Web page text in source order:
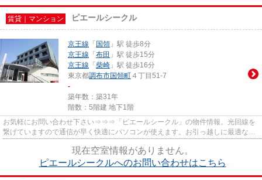
賃貸｜マンション ピエールシークル
京王線 「 国領 」駅 徒歩8分
京王線 「 布田 」駅 徒歩15分
京王線 「 柴崎 」駅 徒歩16分
東京都調布市国領町 ４丁目51-7
-
築年数：築31年
階数：5階建 地下1階
お気軽にお問い合わせ下さい⇒⇒⇒「ピエールシークル」の物件情報。光回線を
繋げていますので通信が早く快適にパソコンが使えます。お引っ越しに最適なタ
現在空室情報がありません。
ピエールシークルへのお問い合わせはこちら